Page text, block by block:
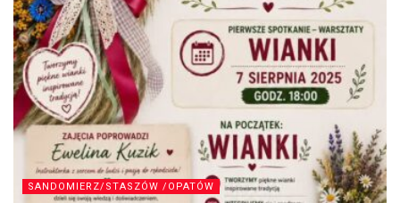
SANDOMIERZ/STASZÓW /OPATÓW